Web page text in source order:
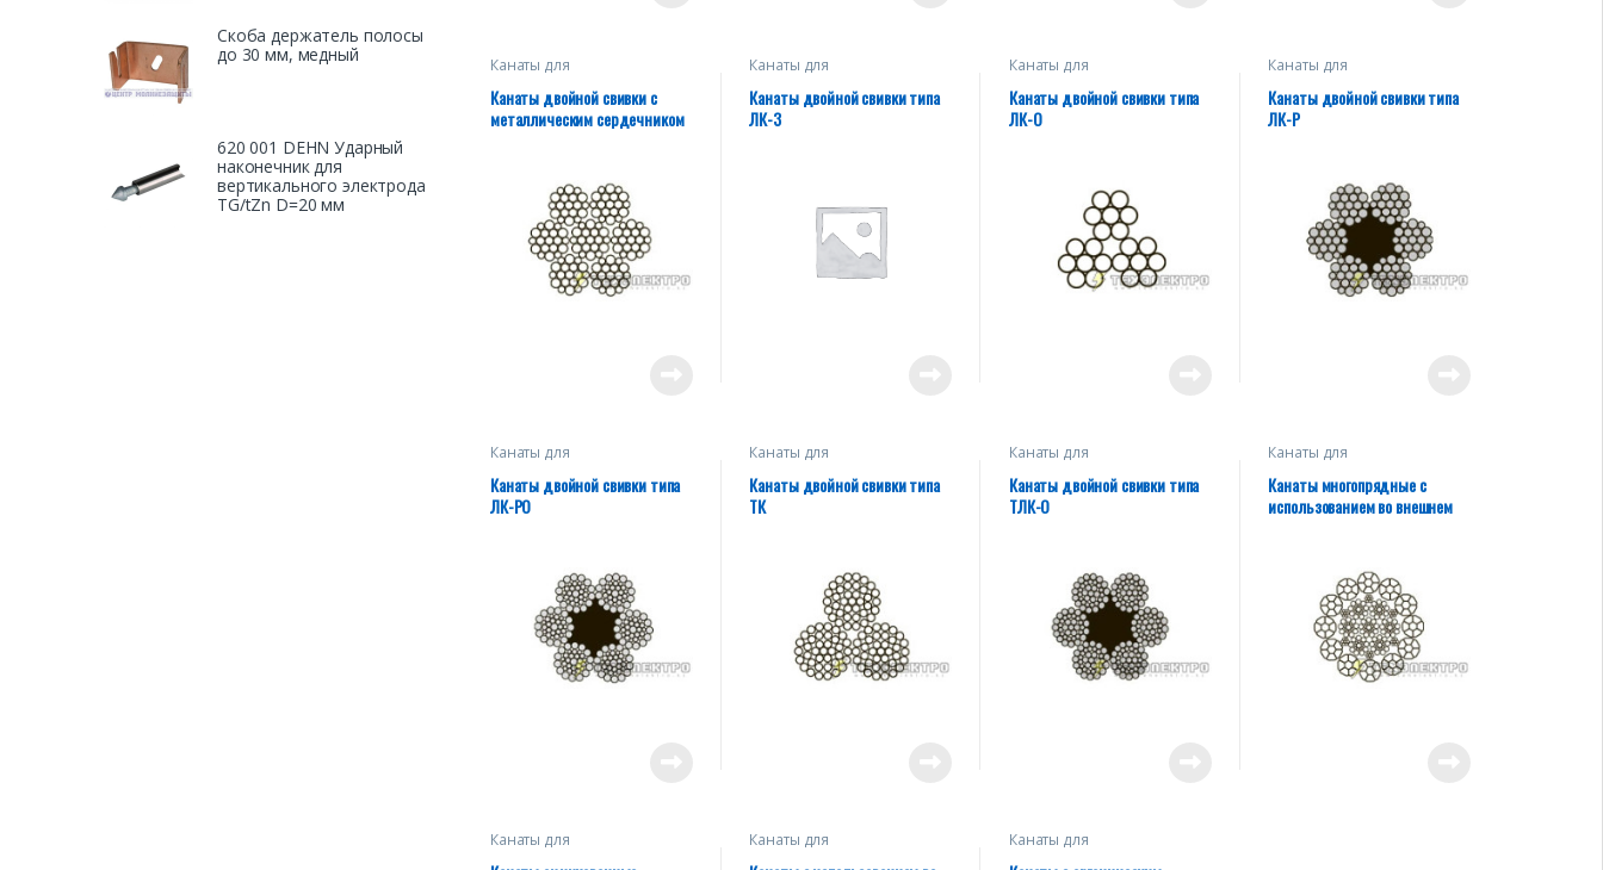
Канаты для
грузоподъемных
механизмов, тяговых
лебедок, буксировочные
(кроме такелажа)
Канаты двойной свивки с
металлическим сердечником
Канаты для
грузоподъемных
механизмов, тяговых
лебедок, буксировочные
(кроме такелажа)
Канаты двойной свивки типа
ЛК-3
Канаты для
грузоподъемных
механизмов, тяговых
лебедок, буксировочные
(кроме такелажа)
Канаты двойной свивки типа
ЛК-О
Канаты для
грузоподъемных
механизмов, тяговых
лебедок, буксировочные
(кроме такелажа)
Канаты двойной свивки типа
ЛК-Р
Канаты для
грузоподъемных
механизмов, тяговых
лебедок, буксировочные
(кроме такелажа)
Канаты двойной свивки типа
ЛК-РО
Канаты для
грузоподъемных
механизмов, тяговых
лебедок, буксировочные
(кроме такелажа)
Канаты двойной свивки типа
ТК
Канаты для
грузоподъемных
механизмов, тяговых
лебедок, буксировочные
(кроме такелажа)
Канаты двойной свивки типа
ТЛК-О
Канаты для
грузоподъемных
механизмов, тяговых
лебедок, буксировочные
(кроме такелажа)
Канаты многопрядные с
использованием во внешнем
Канаты для
грузоподъемных
Канаты для
грузоподъемных
Канаты для
грузоподъемных
Скоба держатель полосы
до 30 мм, медный
620 001 DEHN Ударный
наконечник для
вертикального электрода
TG/tZn D=20 мм